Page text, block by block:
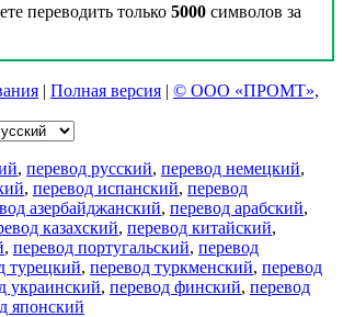
переводить только 5000 символов за
| Полная версия | © ООО «ПРОМТ»,
, перевод русский, перевод немецкий,
, перевод испанский, перевод
азербайджанский, перевод арабский,
казахский, перевод китайский,
, перевод португальский, перевод
турецкий, перевод туркменский, перевод
украинский, перевод финский, перевод
японский